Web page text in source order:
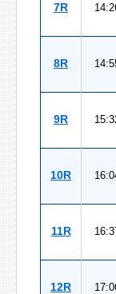
7R
8R
9R
10R
11R
12R